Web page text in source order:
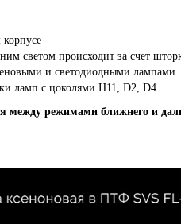
светом происходит за счет
и светодиодными лампами
ламп с цоколями H11, D2, D4
режимами ближнего и